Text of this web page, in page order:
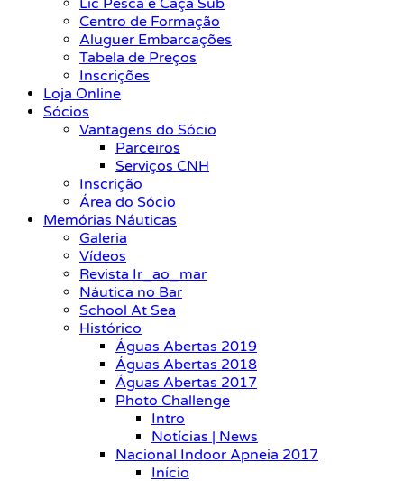
Lic Pesca e Caça Sub
Centro de Formação
Aluguer Embarcações
Tabela de Preços
Inscrições
Loja Online
Sócios
Vantagens do Sócio
Parceiros
Serviços CNH
Inscrição
Área do Sócio
Memórias Náuticas
Galeria
Vídeos
Revista Ir_ao_mar
Náutica no Bar
School At Sea
Histórico
Águas Abertas 2019
Águas Abertas 2018
Águas Abertas 2017
Photo Challenge
Intro
Notícias | News
Nacional Indoor Apneia 2017
Início